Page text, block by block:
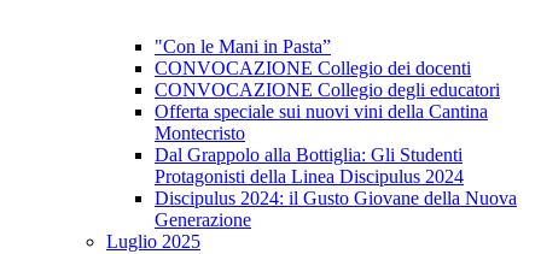
"Con le Mani in Pasta”
CONVOCAZIONE Collegio dei docenti
CONVOCAZIONE Collegio degli educatori
Offerta speciale sui nuovi vini della Cantina
Montecristo
Dal Grappolo alla Bottiglia: Gli Studenti
Protagonisti della Linea Discipulus 2024
Discipulus 2024: il Gusto Giovane della Nuova
Generazione
Luglio 2025